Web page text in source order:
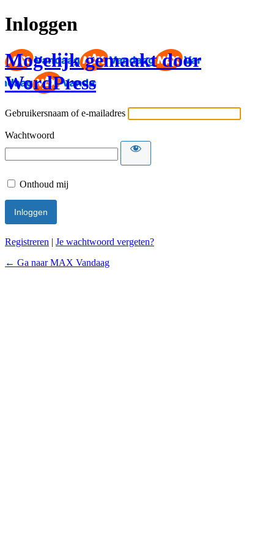
Inloggen
Mogelijk gemaakt door
WordPress
Gebruikersnaam of e-mailadres
Wachtwoord
Onthoud mij
Registreren | Je wachtwoord vergeten?
← Ga naar MAX Vandaag